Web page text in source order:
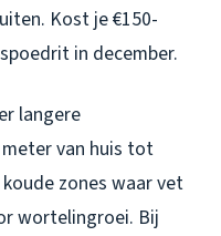
Kost je €150-
in december.
langere
van huis tot
zones waar vet
wortelingroei. Bij